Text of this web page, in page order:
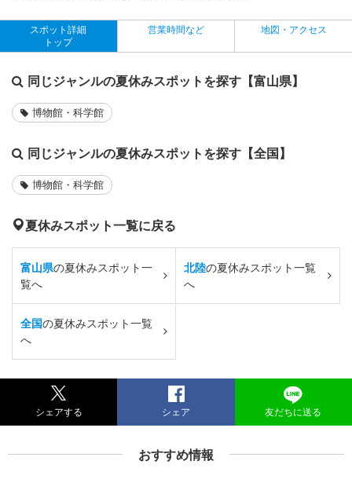
スポット詳細
トップ
営業時間など 地図・アクセス
同じジャンルの夏休みスポットを探す【富山県】
博物館・科学館
同じジャンルの夏休みスポットを探す【全国】
博物館・科学館
夏休みスポット一覧に戻る
富山県の夏休みスポット一
覧へ
北陸の夏休みスポット一覧
へ
全国の夏休みスポット一覧
へ
シェアする シェア 友だちに送る
おすすめ情報